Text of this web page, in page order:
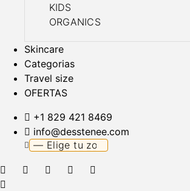
KIDS
ORGANICS
Skincare
Categorias
Travel size
OFERTAS
+1 829 421 8469
info@desstenee.com